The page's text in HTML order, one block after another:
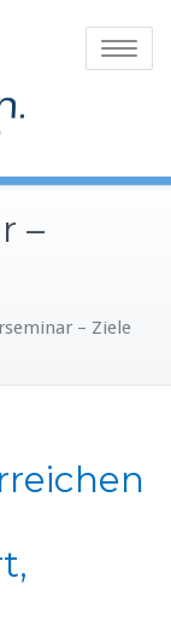
Toggle
–
– Ziele